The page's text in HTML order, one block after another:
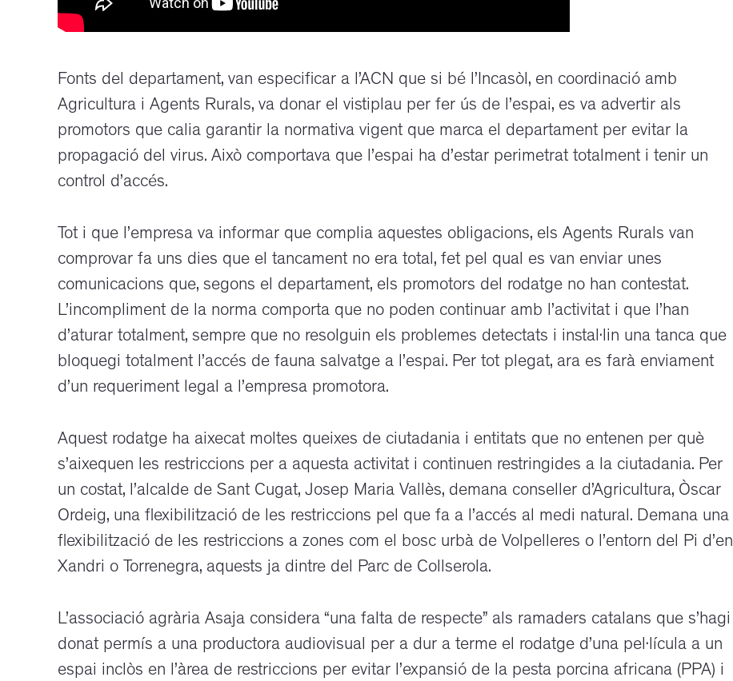
Fonts del departament, van especificar a l’ACN que si bé l’Incasòl, en coordinació amb
Agricultura i Agents Rurals, va donar el vistiplau per fer ús de l’espai, es va advertir als
promotors que calia garantir la normativa vigent que marca el departament per evitar la
propagació del virus. Això comportava que l’espai ha d’estar perimetrat totalment i tenir un
control d’accés.
Tot i que l’empresa va informar que complia aquestes obligacions, els Agents Rurals van
comprovar fa uns dies que el tancament no era total, fet pel qual es van enviar unes
comunicacions que, segons el departament, els promotors del rodatge no han contestat.
L’incompliment de la norma comporta que no poden continuar amb l’activitat i que l’han
d’aturar totalment, sempre que no resolguin els problemes detectats i instal·lin una tanca que
bloquegi totalment l’accés de fauna salvatge a l’espai. Per tot plegat, ara es farà enviament
d’un requeriment legal a l’empresa promotora.
Aquest rodatge ha aixecat moltes queixes de ciutadania i entitats que no entenen per què
s’aixequen les restriccions per a aquesta activitat i continuen restringides a la ciutadania. Per
un costat, l’alcalde de Sant Cugat, Josep Maria Vallès, demana conseller d’Agricultura, Òscar
Ordeig, una flexibilització de les restriccions pel que fa a l’accés al medi natural. Demana una
flexibilització de les restriccions a zones com el bosc urbà de Volpelleres o l’entorn del Pi d’en
Xandri o Torrenegra, aquests ja dintre del Parc de Collserola.
L’associació agrària Asaja considera “una falta de respecte” als ramaders catalans que s’hagi
donat permís a una productora audiovisual per a dur a terme el rodatge d’una pel·lícula a un
espai inclòs en l’àrea de restriccions per evitar l’expansió de la pesta porcina africana (PPA) i